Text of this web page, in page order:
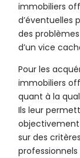
immobiliers
d’éventuelles
des
d’un vice
Pour les
immobiliers
quant à la
Ils leur
objectivement
sur des